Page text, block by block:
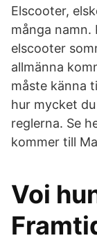
Elscooter,
många namn.
elscooter
allmänna
måste känna
hur mycket
reglerna. Se
kommer till
Voi